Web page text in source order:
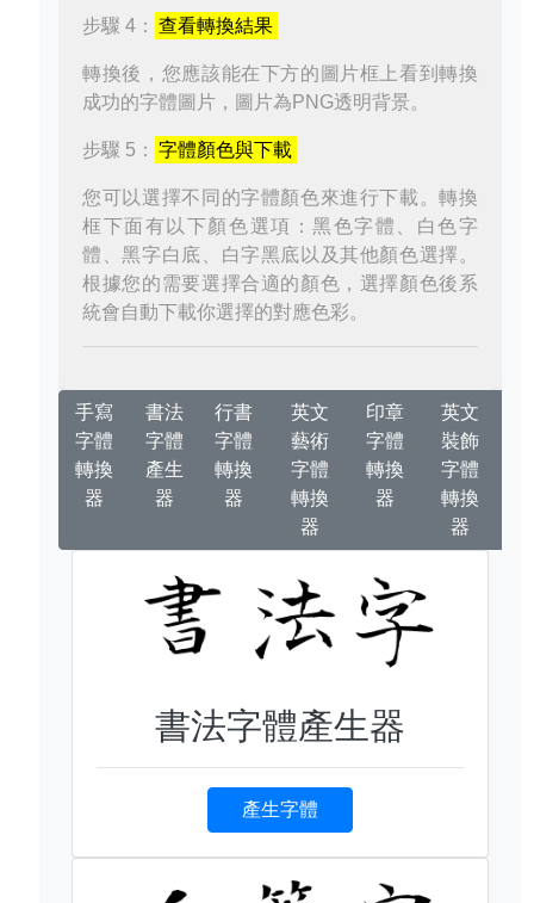
步驟 4： 查看轉換結果
轉換後，您應該能在下方的圖片框上看到轉換
成功的字體圖片，圖片為PNG透明背景。
步驟 5： 字體顏色與下載
您可以選擇不同的字體顏色來進行下載。轉換
框下面有以下顏色選項：黑色字體、白色字
體、黑字白底、白字黑底以及其他顏色選擇。
根據您的需要選擇合適的顏色，選擇顏色後系
統會自動下載你選擇的對應色彩。
手寫
字體
轉換
器
書法
字體
產生
器
行書
字體
轉換
器
英文
藝術
字體
轉換
器
印章
字體
轉換
器
英文
裝飾
字體
轉換
器
書法字體產生器
產生字體